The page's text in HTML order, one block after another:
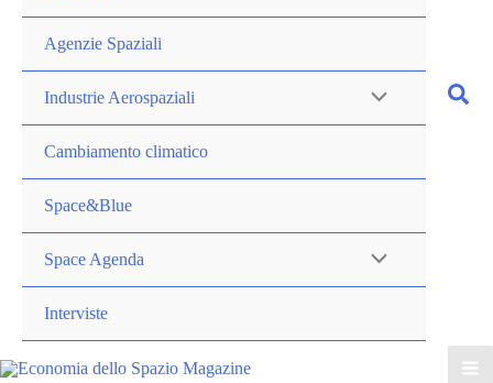
Agenzie Spaziali
Industrie Aerospaziali
Cambiamento climatico
Space&Blue
Space Agenda
Interviste